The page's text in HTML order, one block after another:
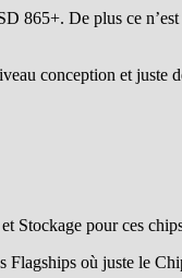
865+. De plus ce
conception et juste
Stockage pour ces
où juste le